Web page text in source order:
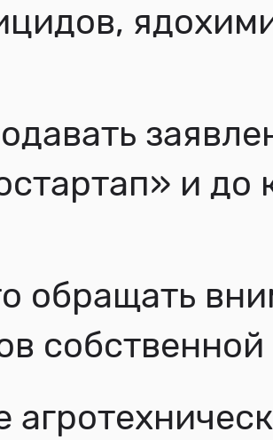
и до
обращать
собственной